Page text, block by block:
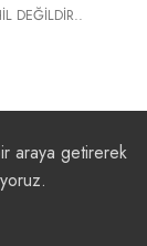
DEĞİLDİR..
araya getirerek